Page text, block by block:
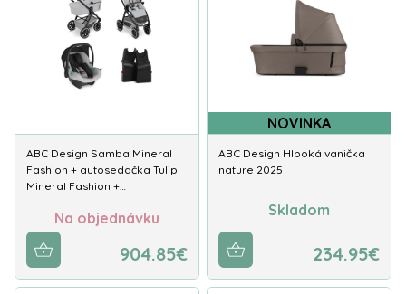
ABC Design Samba Mineral
Fashion + autosedačka Tulip
Mineral Fashion +…
Na objednávku
904.85€
NOVINKA
ABC Design Hlboká vanička
nature 2025
Skladom
234.95€